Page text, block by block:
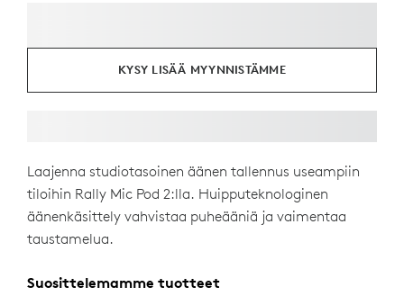
KYSY LISÄÄ MYYNNISTÄMME
Laajenna studiotasoinen äänen tallennus useampiin
tiloihin Rally Mic Pod 2:lla. Huipputeknologinen
äänenkäsittely vahvistaa puheääniä ja vaimentaa
taustamelua.
Suosittelemamme tuotteet